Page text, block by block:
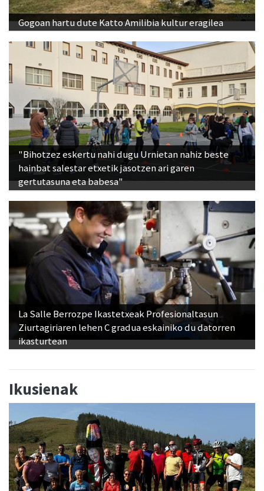
Gogoan hartu dute Katto Amilibia kultur eragilea
"Bihotzez eskertu nahi dugu Urnietan nahiz beste
hainbat salestar etxetik jasotzen ari garen
gertutasuna eta babesa"
La Salle Berrozpe Ikastetxeak Profesionaltasun
Ziurtagiriaren lehen C gradua eskainiko du datorren
ikasturtean
Ikusienak